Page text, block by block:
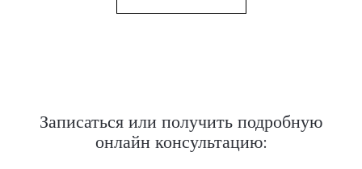
Записаться или получить подробную
онлайн консультацию: